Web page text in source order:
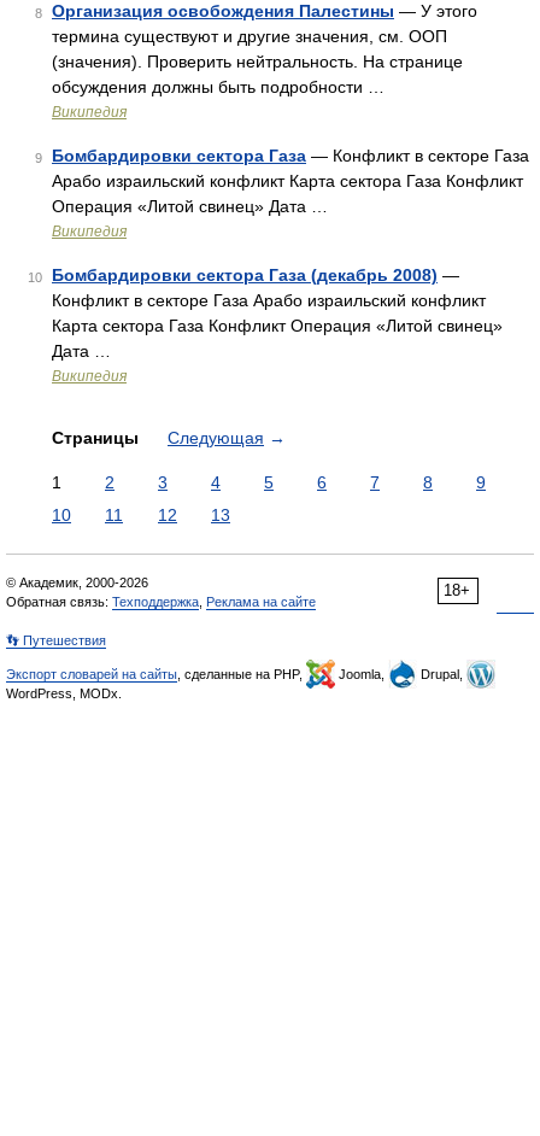
8 Организация освобождения Палестины — У этого
термина существуют и другие значения, см. ООП
(значения). Проверить нейтральность. На странице
обсуждения должны быть подробности …
Википедия
9 Бомбардировки сектора Газа — Конфликт в секторе Газа
Арабо израильский конфликт Карта сектора Газа Конфликт
Операция «Литой свинец» Дата …
Википедия
10 Бомбардировки сектора Газа (декабрь 2008) —
Конфликт в секторе Газа Арабо израильский конфликт
Карта сектора Газа Конфликт Операция «Литой свинец»
Дата …
Википедия
Страницы Следующая →
1 2 3 4 5 6 7 8
9
10
11 12 13
18+
© Академик, 2000-2026
Обратная связь: Техподдержка Реклама на сайте
👣 Путешествия
Экспорт словарей на сайты , сделанные на PHP, Joomla,
Drupal,
WordPress, MODx.